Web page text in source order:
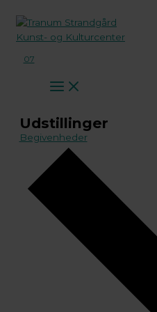
indholdet
07
Udstillinger
Begivenheder